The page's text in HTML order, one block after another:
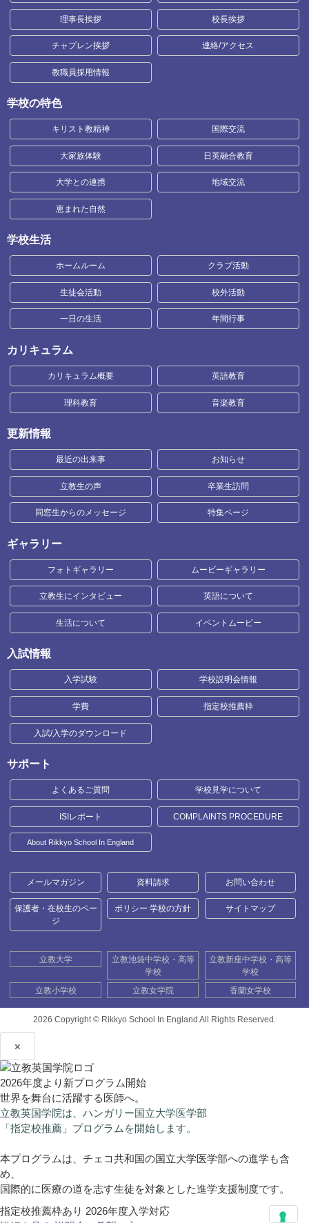
理事長挨拶 校長挨拶
チャプレン挨拶 連絡/アクセス
教職員採用情報
学校の特色
キリスト教精神 国際交流
大家族体験 日英融合教育
大学との連携 地域交流
恵まれた自然
学校生活
ホームルーム クラブ活動
生徒会活動 校外活動
一日の生活 年間行事
カリキュラム
カリキュラム概要 英語教育
理科教育 音楽教育
更新情報
最近の出来事 お知らせ
立教生の声 卒業生訪問
同窓生からのメッセージ 特集ページ
ギャラリー
フォトギャラリー ムービーギャラリー
立教生にインタビュー 英語について
生活について イベントムービー
入試情報
入学試験 学校説明会情報
学費 指定校推薦枠
入試/入学のダウンロード
サポート
よくあるご質問 学校見学について
ISIレポート COMPLAINTS PROCEDURE
About Rikkyo School In England
メールマガジン 資料請求 お問い合わせ
保護者・在校生のペー
ジ
ポリシー 学校の方針 サイトマップ
立教大学
立教池袋中学校・高等
学校
立教新座中学校・高等
学校
立教小学校
立教女学院 香蘭女学校
2026 Copyright © Rikkyo School In England All Rights Reserved.
×
2026年度より新プログラム開始
世界を舞台に活躍する医師へ。
立教英国学院は、ハンガリー国立大学医学部
「指定校推薦」プログラムを開始します。
本プログラムは、チェコ共和国の国立大学医学部への進学も含
め、
国際的に医療の道を志す生徒を対象とした進学支援制度です。
指定校推薦枠あり 2026年度入学対応